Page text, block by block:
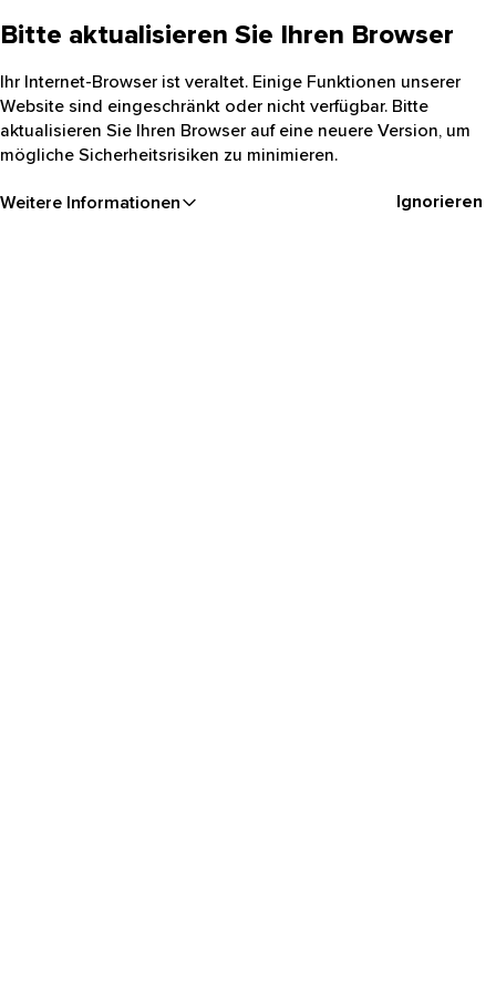
Bitte aktualisieren Sie Ihren Browser
Ihr Internet-Browser ist veraltet. Einige Funktionen unserer
Website sind eingeschränkt oder nicht verfügbar. Bitte
aktualisieren Sie Ihren Browser auf eine neuere Version, um
mögliche Sicherheitsrisiken zu minimieren.
Weitere Informationen Ignorieren